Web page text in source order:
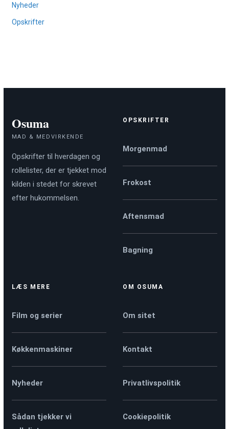
Nyheder
Opskrifter
Osuma
MAD & MEDVIRKENDE
Opskrifter til hverdagen og
rollelister, der er tjekket mod
kilden i stedet for skrevet
efter hukommelsen.
OPSKRIFTER
Morgenmad
Frokost
Aftensmad
Bagning
LÆS MERE
Film og serier
Køkkenmaskiner
Nyheder
Sådan tjekker vi
OM OSUMA
Om sitet
Kontakt
Privatlivspolitik
Cookiepolitik